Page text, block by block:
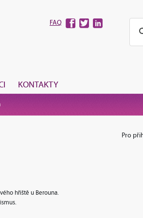
FAQ
KONTAKTY
Pro
hřiště u Berouna.